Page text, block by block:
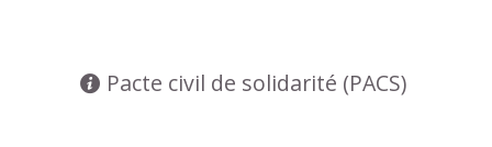
Pacte civil de solidarité (PACS)